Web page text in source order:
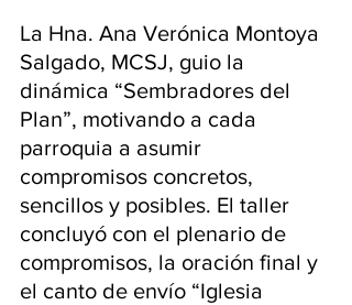
La Hna. Ana Verónica Montoya
Salgado, MCSJ, guio la
dinámica “Sembradores del
Plan”, motivando a cada
parroquia a asumir
compromisos concretos,
sencillos y posibles. El taller
concluyó con el plenario de
compromisos, la oración final y
el canto de envío “Iglesia